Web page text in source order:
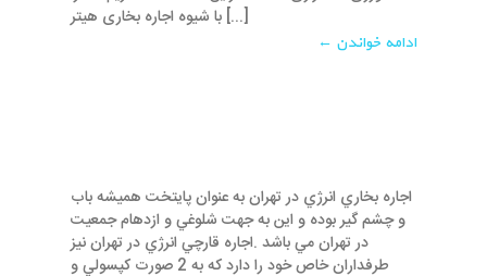
با شیوه اجاره بخاری هیتر [...]
ادامه خواندن ←
اجاره بخاري انرژي در تهران به عنوان پايتخت هميشه باب
و چشم گير بوده و اين به جهت شلوغي و ازدهام جمعيت
در تهران مي باشد .اجاره قارچي انرژي در تهران نيز
طرفداران خاص خود را دارد که به 2 صورت کپسولي و